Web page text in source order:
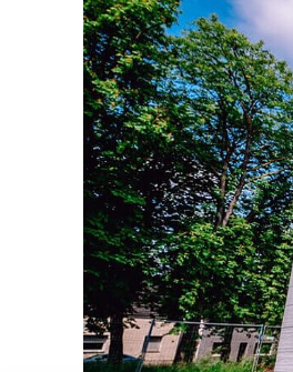
BAUAUSFÜHRUNG
FERTIGTEILBAU
INGENIEURBAU